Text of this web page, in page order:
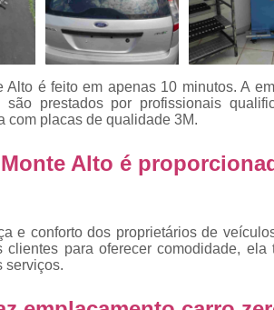
Emplacamento de
Emplacamento de
Emplacamento de
Emplacamento Veículo Novo
Detran
Emplacamento
Qual o Valor do
é feito em apenas 10 minutos. A
prestados por profissionais
com placas de qualidade 3M.
Alto é
e conforto dos proprietários de
para oferecer comodidade, ela
serviços.